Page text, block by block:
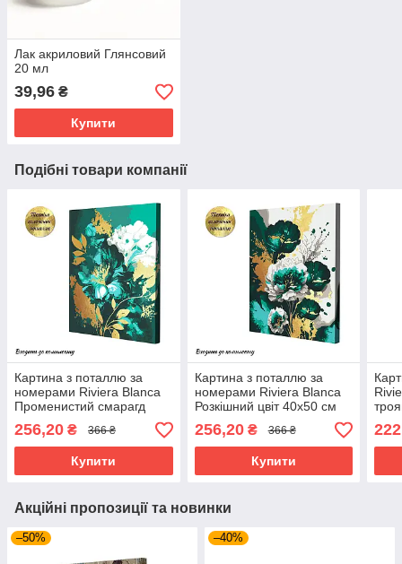
Лак акриловий Глянсовий
20 мл
39,96 ₴
Купити
Подібні товари компанії
Картина з поталлю за
номерами Riviera Blanca
Променистий смарагд
256,20 ₴ 366 ₴
Купити
Картина з поталлю за
номерами Riviera Blanca
Розкішний цвіт 40x50 см
256,20₴ 366 ₴
Купити
Акційні пропозиції та новинки
–50% –40%